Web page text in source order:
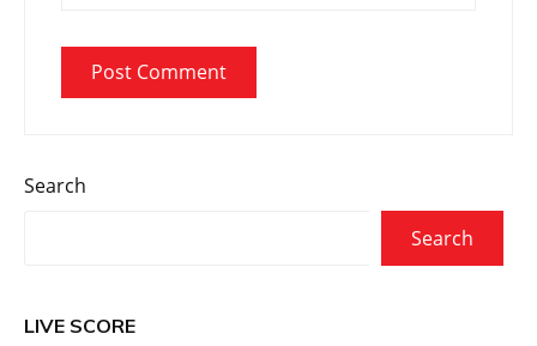
Search
Search
LIVE SCORE